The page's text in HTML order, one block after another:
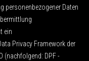
personenbezogener Daten
ein
Privacy Framework der
(nachfolgend: DPF -